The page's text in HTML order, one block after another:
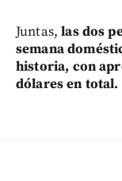
Juntas,las dos
semana
historia, con
dólares en total.
de
puesto con 6,3